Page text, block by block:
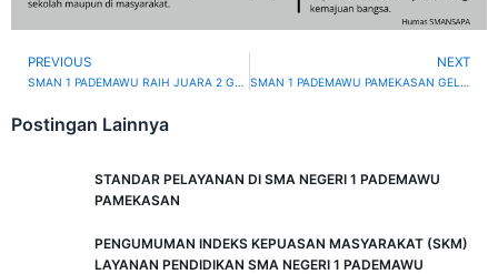
Prev
PREVIOUS
SMAN 1 PADEMAWU RAIH JUARA 2 GERAK JALAN PUTRI SE-KECAMATAN PADEMAWU
NEXT
SMAN 1 PADEMAWU PAMEKASAN GELAR UPACARA RI KE-80, GURU DAN SISWA KENAKAN PAKAIAN ADAT
Postingan Lainnya
STANDAR PELAYANAN DI SMA NEGERI 1 PADEMAWU
PAMEKASAN
PENGUMUMAN INDEKS KEPUASAN MASYARAKAT (SKM)
LAYANAN PENDIDIKAN SMA NEGERI 1 PADEMAWU